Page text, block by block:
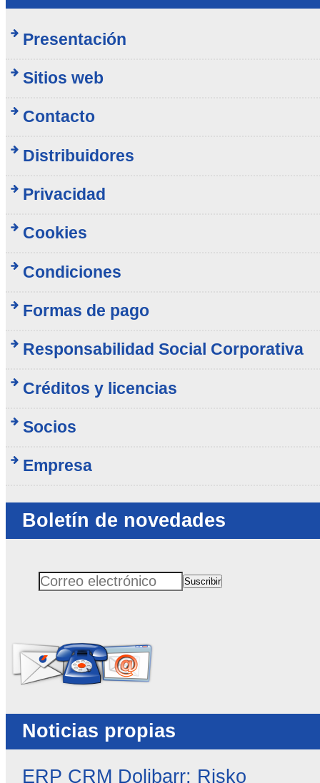
Presentación
Sitios web
Contacto
Distribuidores
Privacidad
Cookies
Condiciones
Formas de pago
Responsabilidad Social Corporativa
Créditos y licencias
Socios
Empresa
Boletín de novedades
Correo electrónicoSuscribir
Noticias propias
ERP CRM Dolibarr: Risko